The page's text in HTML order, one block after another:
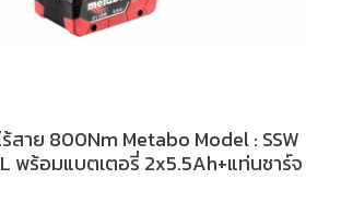
สาย 800Nm Metabo Model : SSW
พร้อมแบตเตอรี่ 2x5.5Ah+แท่นชาร์จ